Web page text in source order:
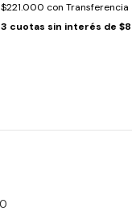
$221.000 con
3 cuotas sin interés de